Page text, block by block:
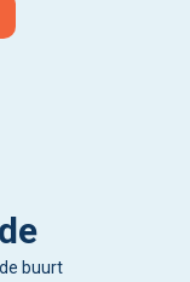
buurt